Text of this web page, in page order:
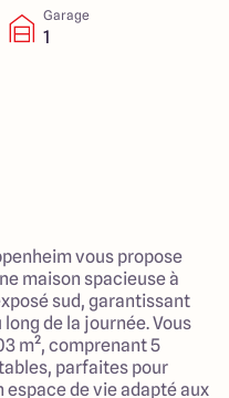
Garage
1
vous propose
maison spacieuse à
sud, garantissant
de la journée. Vous
m², comprenant 5
parfaites pour
de vie adapté aux